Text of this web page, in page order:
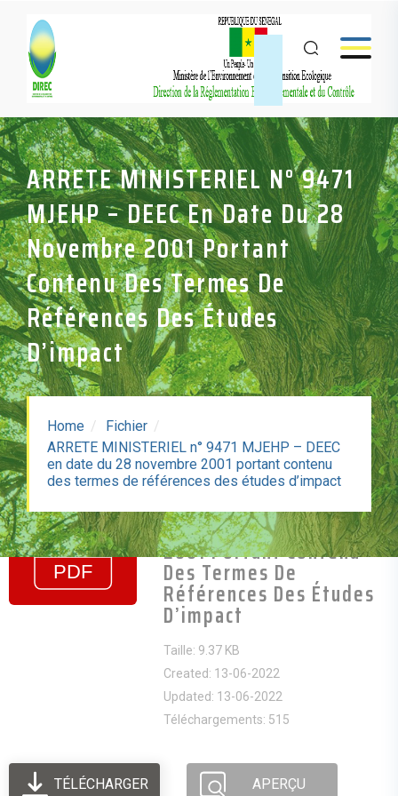
ARRETE MINISTERIEL N° 9471
MJEHP – DEEC En Date Du 28
Novembre 2001 Portant
Contenu Des Termes De
Références Des Études
D’impact
Home
Fichier
ARRETE MINISTERIEL n° 9471 MJEHP – DEEC
en date du 28 novembre 2001 portant contenu
des termes de références des études d’impact
ARRETE MINISTERIEL N°
9471 MJEHP – DEEC En
Date Du 28 Novembre
2001 Portant Contenu
Des Termes De
Références Des Études
D’impact
Taille: 9.37 KB
Created: 13-06-2022
Updated: 13-06-2022
Téléchargements: 515
TÉLÉCHARGER APERÇU